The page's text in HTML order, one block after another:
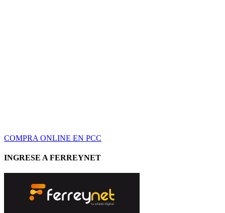
COMPRA ONLINE EN PCC
INGRESE A FERREYNET